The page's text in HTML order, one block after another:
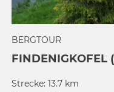
BERGTOUR
FINDENIGKOFEL
Strecke: 13.7 km